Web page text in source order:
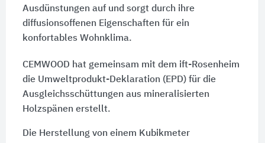
Ausdünstungen auf und sorgt durch ihre
diffusionsoffenen Eigenschaften für ein
konfortables Wohnklima.
CEMWOOD hat gemeinsam mit dem ift-Rosenheim
die Umweltprodukt-Deklaration (EPD) für die
Ausgleichsschüttungen aus mineralisierten
Holzspänen erstellt.
Die Herstellung von einem Kubikmeter